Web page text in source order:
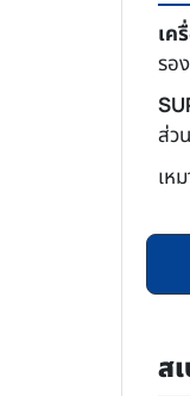
เค
รอ
ส่ว
เห
ส